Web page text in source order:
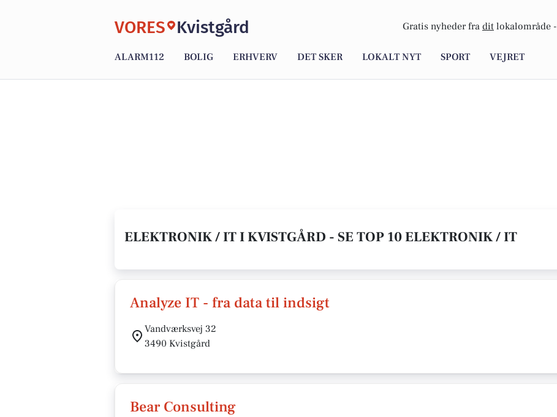
VORES Kvistgård Gratis nyheder fra dit lokalområde -
ALARM112 BOLIG ERHVERV DET SKER LOKALT NYT SPORT VEJRET
ELEKTRONIK / IT I KVISTGÅRD - SE TOP 10 ELEKTRONIK / IT
Analyze IT - fra data til indsigt
Vandværksvej 32
3490 Kvistgård
Bear Consulting